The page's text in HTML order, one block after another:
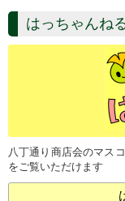
はっちゃんね
八丁通り商店会のマス
をご覧いただけます